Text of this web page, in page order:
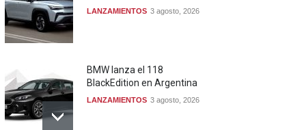
LANZAMIENTOS 3 agosto, 2026
BMW lanza el 118
BlackEdition en Argentina
LANZAMIENTOS 3 agosto, 2026